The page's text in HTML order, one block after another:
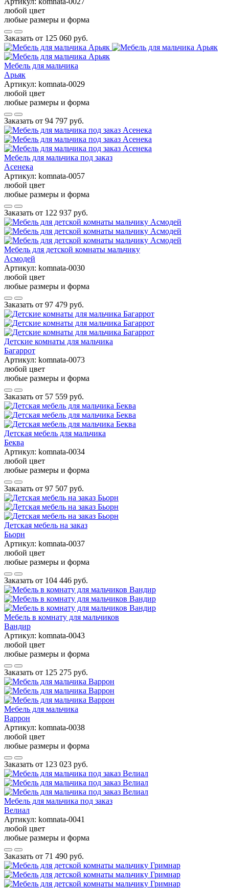
любой цвет
любые размеры и форма
Заказать от 125 060 руб.
Мебель для мальчика
Арьяк
Артикул: komnata-0029
любой цвет
любые размеры и форма
Заказать от 94 797 руб.
Мебель для мальчика под заказ
Асенека
Артикул: komnata-0057
любой цвет
любые размеры и форма
Заказать от 122 937 руб.
Мебель для детской комнаты мальчику
Асмодей
Артикул: komnata-0030
любой цвет
любые размеры и форма
Заказать от 97 479 руб.
Детские комнаты для мальчика
Багаррот
Артикул: komnata-0073
любой цвет
любые размеры и форма
Заказать от 57 559 руб.
Детская мебель для мальчика
Беква
Артикул: komnata-0034
любой цвет
любые размеры и форма
Заказать от 97 507 руб.
Детская мебель на заказ
Бьорн
Артикул: komnata-0037
любой цвет
любые размеры и форма
Заказать от 104 446 руб.
Мебель в комнату для мальчиков
Вандир
Артикул: komnata-0043
любой цвет
любые размеры и форма
Заказать от 125 275 руб.
Мебель для мальчика
Варрон
Артикул: komnata-0038
любой цвет
любые размеры и форма
Заказать от 123 023 руб.
Мебель для мальчика под заказ
Велиал
Артикул: komnata-0041
любой цвет
любые размеры и форма
Заказать от 71 490 руб.